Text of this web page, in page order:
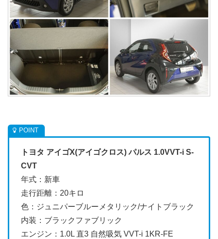
トヨタ アイゴX(アイゴクロス) パルス 1.0VVT-i S-
CVT
年式：新車
走行距離：20キロ
色：ジュニパーブルーメタリック/ナイトブラック
内装：ブラックファブリック
エンジン：1.0L 直3 自然吸気 VVT-i 1KR-FE